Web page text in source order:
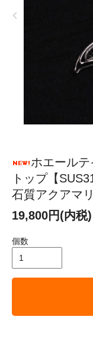
ホエール
トップ【
石質アクアマ
19,800円(内税)
個数